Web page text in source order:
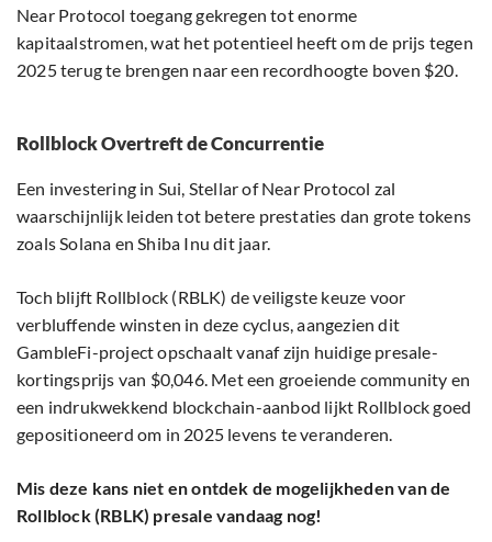
Near Protocol toegang gekregen tot enorme
kapitaalstromen, wat het potentieel heeft om de prijs tegen
2025 terug te brengen naar een recordhoogte boven $20.
Rollblock Overtreft de Concurrentie
Een investering in Sui, Stellar of Near Protocol zal
waarschijnlijk leiden tot betere prestaties dan grote tokens
zoals Solana en Shiba Inu dit jaar.
Toch blijft Rollblock (RBLK) de veiligste keuze voor
verbluffende winsten in deze cyclus, aangezien dit
GambleFi-project opschaalt vanaf zijn huidige presale-
kortingsprijs van $0,046. Met een groeiende community en
een indrukwekkend blockchain-aanbod lijkt Rollblock goed
gepositioneerd om in 2025 levens te veranderen.
Mis deze kans niet en ontdek de mogelijkheden van de
Rollblock (RBLK) presale vandaag nog!